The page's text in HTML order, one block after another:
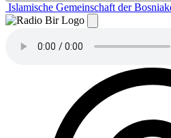
Islamische Gemeinschaft der